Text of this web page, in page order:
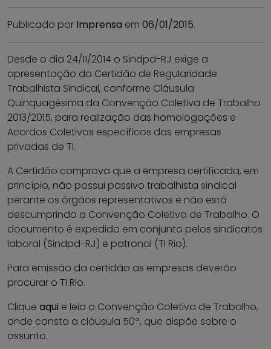
Publicado por Imprensa em 06/01/2015.
Desde o dia 24/11/2014 o Sindpd-RJ exige a
apresentação da Certidão de Regularidade
Trabalhista Sindical, conforme Cláusula
Quinquagésima da Convenção Coletiva de Trabalho
2013/2015, para realização das homologações e
Acordos Coletivos específicos das empresas
privadas de TI.
A Certidão comprova que a empresa certificada, em
princípio, não possui passivo trabalhista sindical
perante os órgãos representativos e não está
descumprindo a Convenção Coletiva de Trabalho. O
documento é expedido em conjunto pelos sindicatos
laboral (Sindpd-RJ) e patronal (TI Rio).
Para emissão da certidão as empresas deverão
procurar o TI Rio.
Clique aqui e leia a Convenção Coletiva de Trabalho,
onde consta a cláusula 50ª, que dispõe sobre o
assunto.